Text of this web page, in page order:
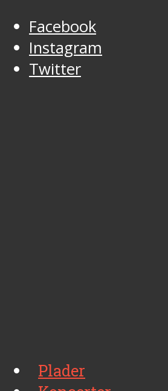
Facebook
Instagram
Twitter
Plader